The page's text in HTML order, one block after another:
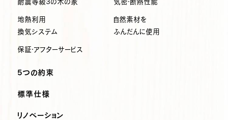
地熱利用
換気システム
自然素材を
ふんだんに使用
保証・アフターサービス
5つの約束
標準仕様
リノベーション